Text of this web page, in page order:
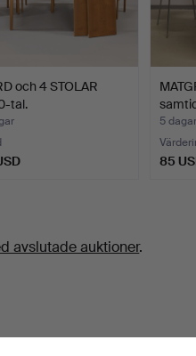
och 4 STOLAR
tal.
5 dagar
85
avslutade auktioner.